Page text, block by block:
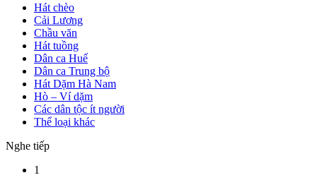
Hát chèo
Cải Lương
Chầu văn
Hát tuồng
Dân ca Huế
Dân ca Trung bộ
Hát Dặm Hà Nam
Hò – Ví dặm
Các dân tộc ít người
Thể loại khác
Nghe tiếp
1